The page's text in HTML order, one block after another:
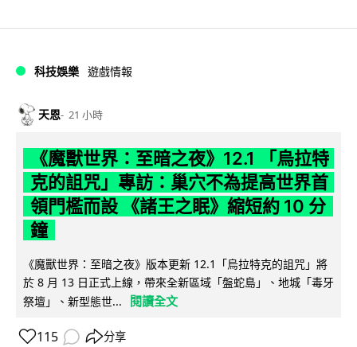
科技娛樂 遊戲情報
天恩 21 小時
《魔獸世界：至暗之夜》12.1 「烏拉特
克的詛咒」專訪：巢穴不為提高世界首
領門檻而設 《諸王之眠》縮短約 10 分
鐘
《魔獸世界：至暗之夜》版本更新 12.1「烏拉特克的詛咒」將
於 8 月 13 日正式上線，帶來全新區域「盤蛇島」、地城「毒牙
祭壇」、新型態世...
閱讀全文
115 分享